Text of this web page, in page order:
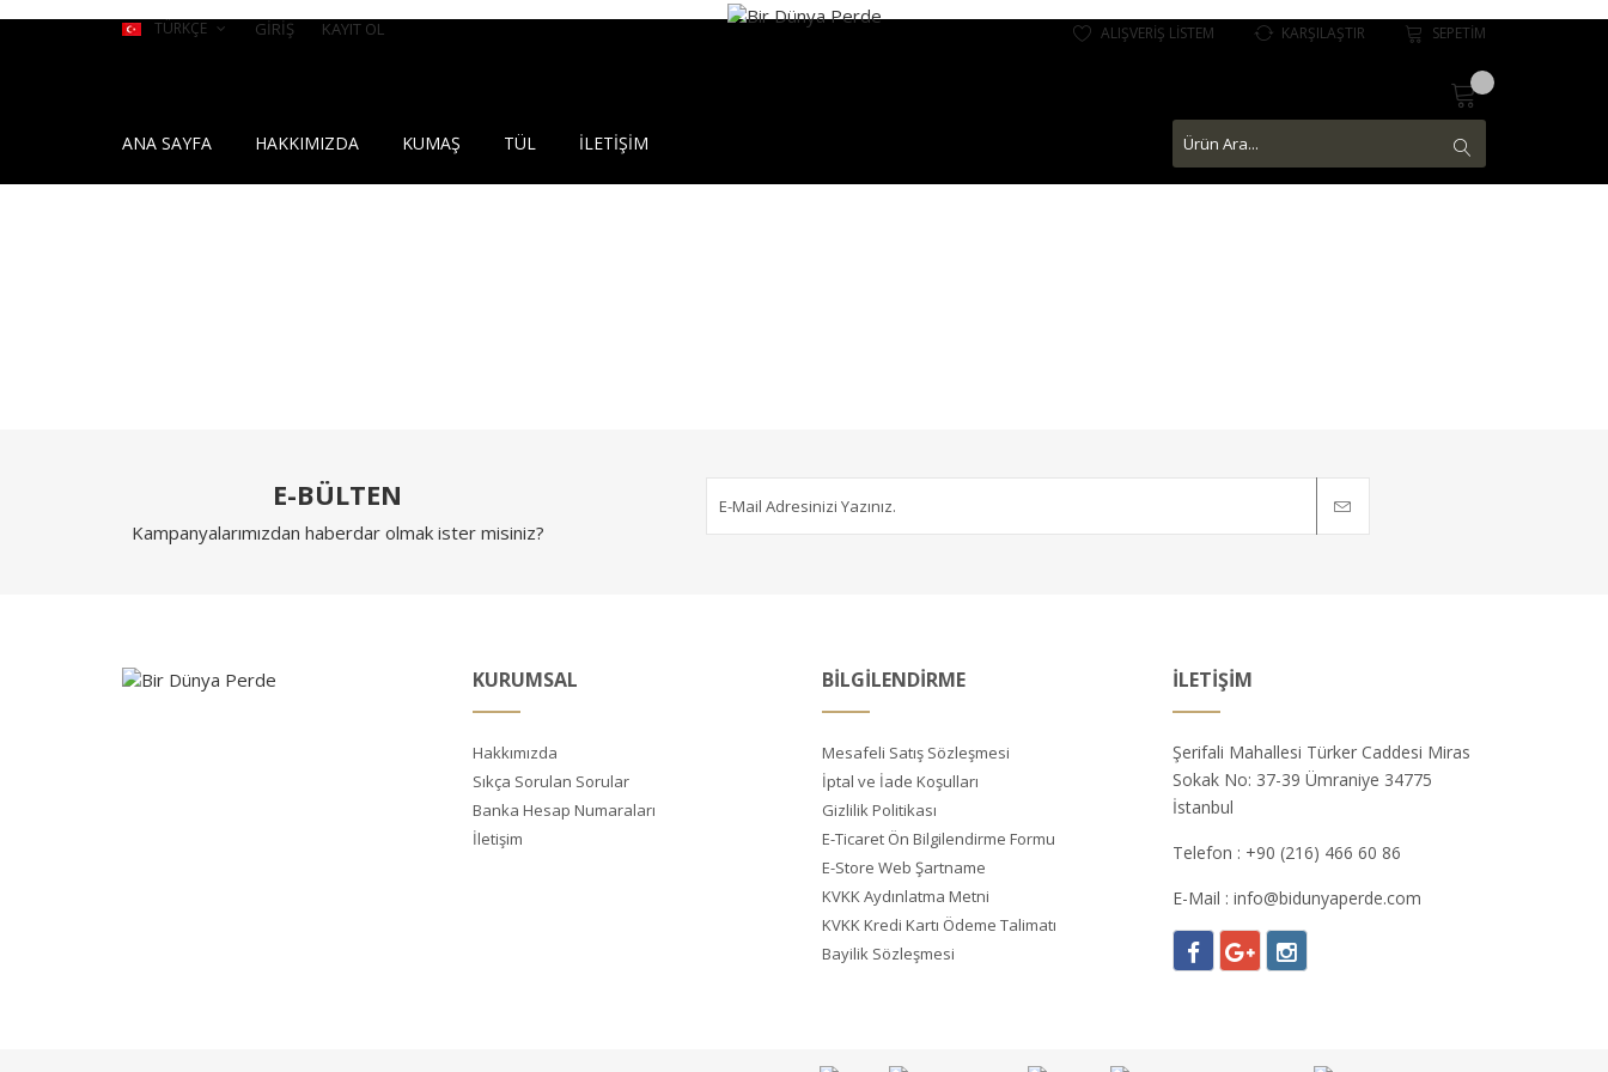
TÜRKÇE GİRİŞ KAYIT OL ALIŞVERİŞ LİSTEM KARŞILAŞTIR SEPETİM
ANA SAYFA HAKKIMIZDA KUMAŞ TÜL İLETİŞİM
E-BÜLTEN
Kampanyalarımızdan haberdar olmak ister misiniz?
KURUMSAL
Hakkımızda
Sıkça Sorulan Sorular
Banka Hesap Numaraları
İletişim
BİLGİLENDİRME
Mesafeli Satış Sözleşmesi
İptal ve İade Koşulları
Gizlilik Politikası
E-Ticaret Ön Bilgilendirme Formu
E-Store Web Şartname
KVKK Aydınlatma Metni
KVKK Kredi Kartı Ödeme Talimatı
Bayilik Sözleşmesi
İLETIŞIM
Şerifali Mahallesi Türker Caddesi Miras
Sokak No: 37-39 Ümraniye 34775
İstanbul
Telefon : +90 (216) 466 60 86
E-Mail : info@bidunyaperde.com